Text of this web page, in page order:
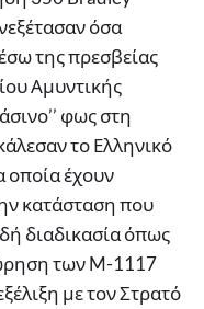
όσα
της πρεσβείας
Αμυντικής
φως στη
το Ελληνικό
οποία έχουν
κατάσταση που
διαδικασία όπως
των M-1117
με τον Στρατό